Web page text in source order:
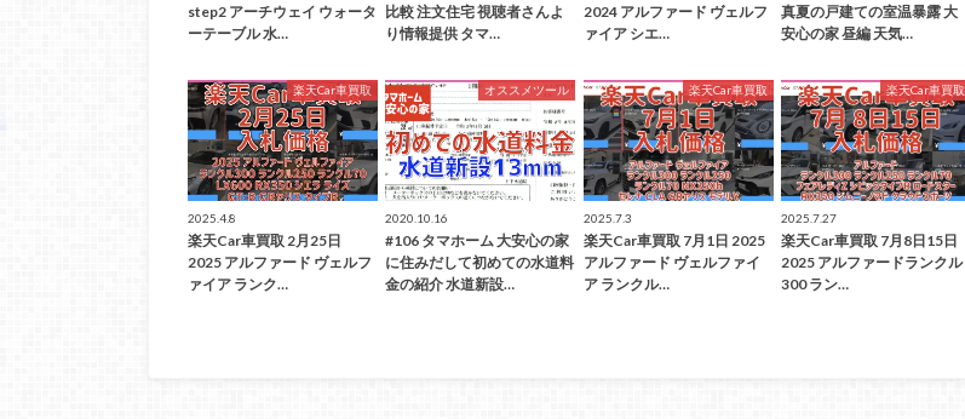
step2 アーチウェイ ウォータ
ーテーブル 水…
比較 注文住宅 視聴者さんよ
り情報提供 タマ…
2024 アルファード ヴェルフ
ァイア シエ…
真夏の戸建ての室温暴露 大
安心の家 昼編 天気…
楽天Car車買取
2025.4.8
楽天Car車買取 2月25日
2025 アルファード ヴェルフ
ァイア ランク…
オススメツール
2020.10.16
#106 タマホーム 大安心の家
に住みだして初めての水道料
金の紹介 水道新設…
楽天Car車買取
2025.7.3
楽天Car車買取 7月1日 2025
アルファード ヴェルファイ
ア ランクル…
楽天Car車買取
2025.7.27
楽天Car車買取 7月8日15日
2025 アルファードランクル
300 ラン…